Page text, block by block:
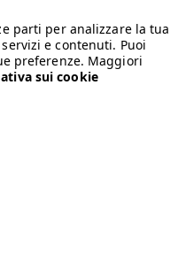
parti per analizzare la tua
e contenuti. Puoi
preferenze. Maggiori
sui cookie
brand